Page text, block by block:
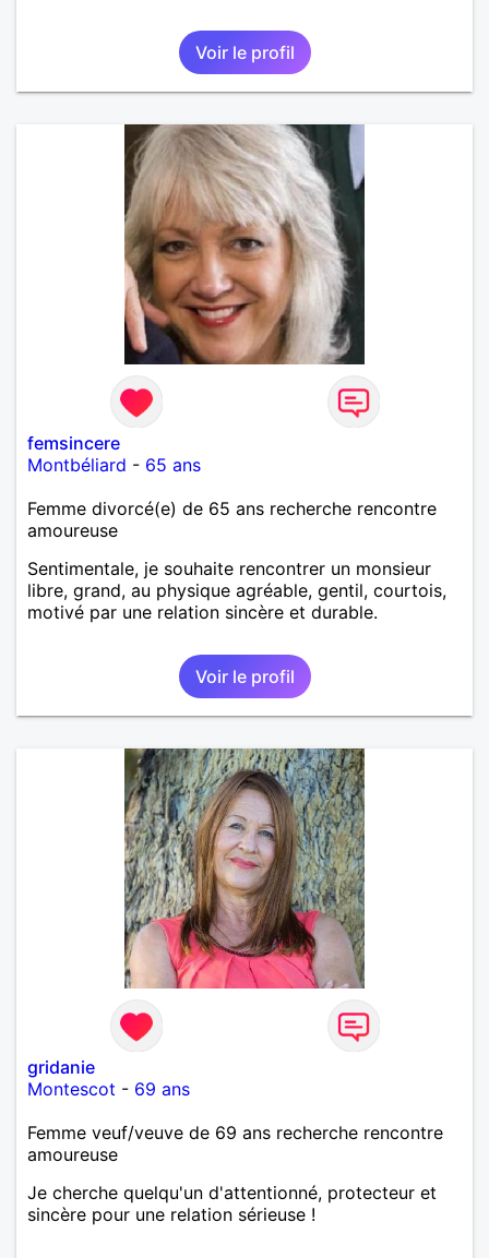
Voir le profil
femsincere
Montbéliard - 65 ans
Femme divorcé(e) de 65 ans recherche rencontre
amoureuse
Sentimentale, je souhaite rencontrer un monsieur
libre, grand, au physique agréable, gentil, courtois,
motivé par une relation sincère et durable.
Voir le profil
gridanie
Montescot - 69 ans
Femme veuf/veuve de 69 ans recherche rencontre
amoureuse
Je cherche quelqu'un d'attentionné, protecteur et
sincère pour une relation sérieuse !